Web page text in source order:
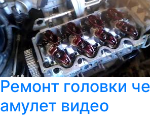
Ремонт головки
амулет видео